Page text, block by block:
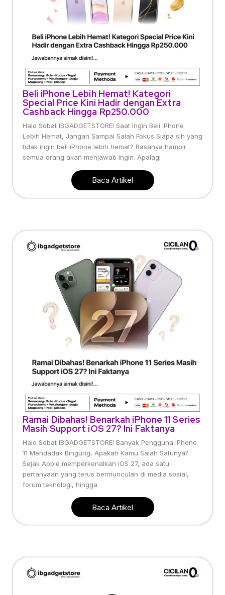
Beli iPhone Lebih Hemat! Kategori
Special Price Kini Hadir dengan Extra
Cashback Hingga Rp250.000
Halo Sobat IBGADGETSTORE! Saat Ingin Beli iPhone
Lebih Hemat, Jangan Sampai Salah Fokus Siapa sih yang
tidak ingin beli iPhone lebih hemat? Rasanya hampir
semua orang akan menjawab ingin. Apalagi
Baca Artikel
Ramai Dibahas! Benarkah iPhone 11 Series
Masih Support iOS 27? Ini Faktanya
Halo Sobat IBGADGETSTORE! Banyak Pengguna iPhone
11 Mendadak Bingung, Apakah Kamu Salah Satunya?
Sejak Apple memperkenalkan iOS 27, ada satu
pertanyaan yang terus bermunculan di media sosial,
forum teknologi, hingga
Baca Artikel